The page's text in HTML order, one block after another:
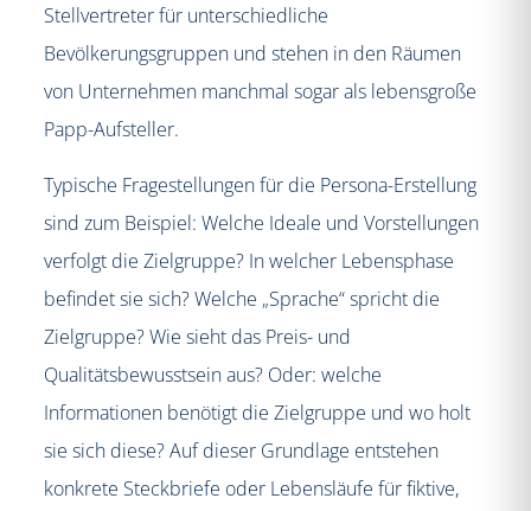
Stellvertreter für unterschiedliche
Bevölkerungsgruppen und stehen in den Räumen
von Unternehmen manchmal sogar als lebensgroße
Papp-Aufsteller.
Typische Fragestellungen für die Persona-Erstellung
sind zum Beispiel: Welche Ideale und Vorstellungen
verfolgt die Zielgruppe? In welcher Lebensphase
befindet sie sich? Welche „Sprache“ spricht die
Zielgruppe? Wie sieht das Preis- und
Qualitätsbewusstsein aus? Oder: welche
Informationen benötigt die Zielgruppe und wo holt
sie sich diese? Auf dieser Grundlage entstehen
konkrete Steckbriefe oder Lebensläufe für fiktive,